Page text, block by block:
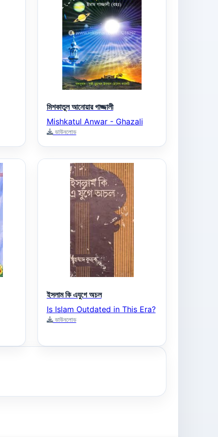
মিশকাতুল আনোয়ার গাজ্জালী
Mishkatul Anwar - Ghazali
ডাউনলোড
ইসলাম কি এযুগে অচল
Is Islam Outdated in This Era?
ডাউনলোড